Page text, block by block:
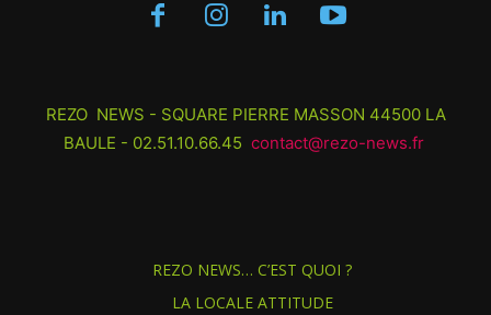
REZO NEWS - SQUARE PIERRE MASSON 44500 LA
BAULE - 02.51.10.66.45 contact@rezo-news.fr
REZO NEWS… C’EST QUOI ?
LA LOCALE ATTITUDE